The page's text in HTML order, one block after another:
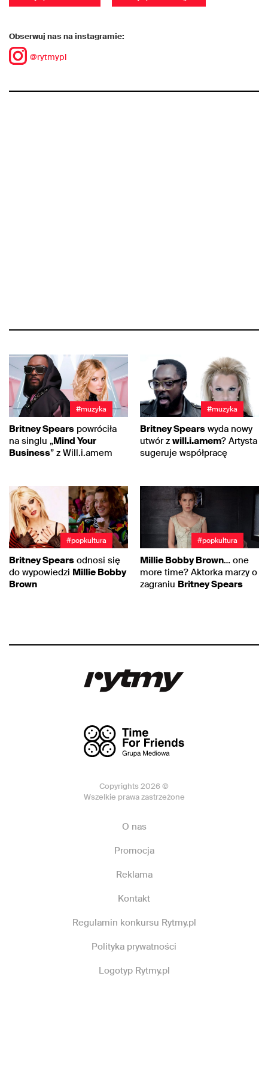
Obserwuj nas na instagramie:
@rytmypl
#muzyka
Britney Spears powróciła
na singlu „Mind Your
Business” z Will.i.amem
#muzyka
Britney Spears wyda nowy
utwór z will.i.amem? Artysta
sugeruje współpracę
#popkultura
Britney Spears odnosi się
do wypowiedzi Millie Bobby
Brown
#popkultura
Millie Bobby Brown… one
more time? Aktorka marzy o
zagraniu Britney Spears
Copyrights 2026 ©
Wszelkie prawa zastrzeżone
O nas
Promocja
Reklama
Kontakt
Regulamin konkursu Rytmy.pl
Polityka prywatności
Logotyp Rytmy.pl